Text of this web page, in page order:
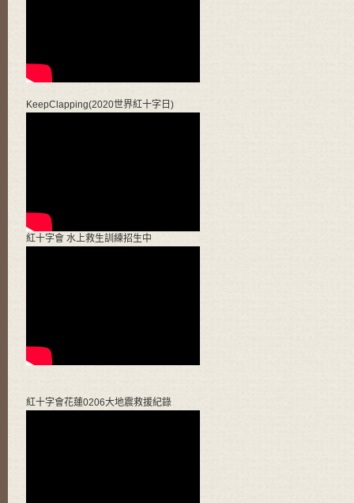
KeepClapping(2020世界紅十字日)
紅十字會 水上救生訓練招生中
紅十字會花蓮0206大地震救援紀錄